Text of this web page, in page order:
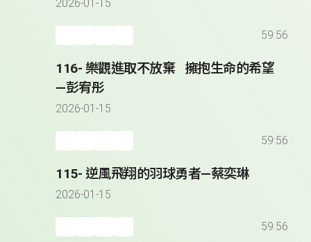
2026-01-15
59:56
116- 樂觀進取不放棄 擁抱生命的希望
—彭宥彤
2026-01-15
59:56
115- 逆風飛翔的羽球勇者—蔡奕琳
2026-01-15
59:56